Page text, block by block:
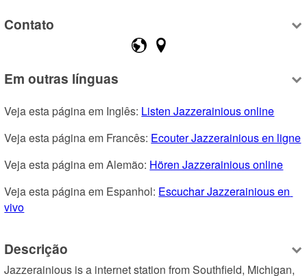
Contato
Em outras línguas
Veja esta página em Inglês: Listen Jazzerainious online
Veja esta página em Francês: Ecouter Jazzerainious en ligne
Veja esta página em Alemão: Hören Jazzerainious online
Veja esta página em Espanhol: Escuchar Jazzerainious en
vivo
Descrição
Jazzerainious is a internet station from Southfield, Michigan,